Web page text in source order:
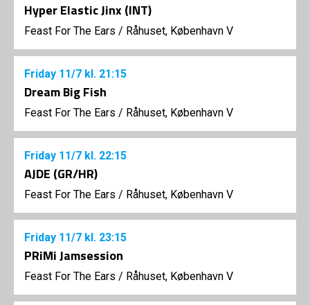
Hyper Elastic Jinx (INT)
Feast For The Ears / Råhuset, København V
Friday 11/7 kl. 21:15
Dream Big Fish
Feast For The Ears / Råhuset, København V
Friday 11/7 kl. 22:15
AJDE (GR/HR)
Feast For The Ears / Råhuset, København V
Friday 11/7 kl. 23:15
PRiMi Jamsession
Feast For The Ears / Råhuset, København V